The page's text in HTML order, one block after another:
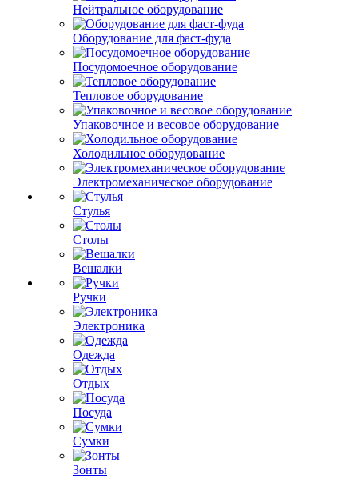
Нейтральное оборудование
Оборудование для фаст-фуда
Посудомоечное оборудование
Тепловое оборудование
Упаковочное и весовое оборудование
Холодильное оборудование
Электромеханическое оборудование
Стулья
Столы
Вешалки
Ручки
Электроника
Одежда
Отдых
Посуда
Сумки
Зонты